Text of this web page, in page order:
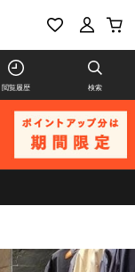
閲覧履歴 検索